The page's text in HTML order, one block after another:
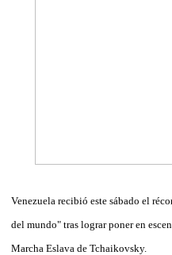
Venezuela recibió este sábado el
del mundo" tras lograr poner en
Marcha Eslava de Tchaikovsky.